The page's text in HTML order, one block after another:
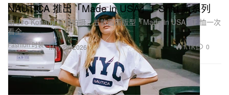
Fashion 时装
NAUTICA 推出「Made in USA」T-Shirt 新系列
由 Jiro Konami 掌镜拍摄，五款圆筒版型「Made in USA」T 恤一次
看全。
May 28, 2026 1.1K 0